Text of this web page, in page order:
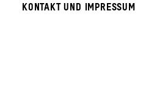
KONTAKT UND IMPRESSUM